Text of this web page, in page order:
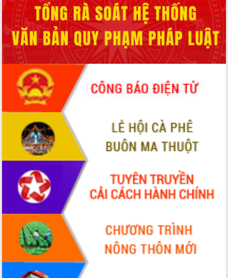
Phó Bí thư Tỉnh ủy Đắk Lắk Đỗ Hữu
Huy giữ chức Bí thư Đảng ủy Ủy Ban
Nhân dân tỉnh
Bệnh án điện tử thúc đẩy chuyển đổi
số y tế tại Đắk Lắk
Chuyển đổi số thư viện: Mở rộng
không gian tri thức trong thời đại số
Đánh giá, rút kinh nghiệm công tác tổ
chức diễn tập trước ngày bầu cử
Chương trình “Gặp gỡ hữu nghị –
Friendship Meeting New Year 2026”
Bầu cử Quốc hội và HĐND: Cử tri Đắk
Lắk gửi gắm niềm tin, kỳ vọng vào lá
Đắk Lắk sẵn sàng các điều kiện cho
Ngày hội bầu cử đại biểu Quốc hội
khóa XVI và HĐND các cấp nhiệm kỳ
2026-2031
Đảm bảo cuộc bầu cử đại biểu Quốc
hội và đại biểu HĐND các cấp diễn ra
an toàn, hiệu quả, đúng quy định
Thủ tướng Chính phủ Phạm Minh Chính
kiểm tra, chỉ đạo hoàn thành các dự
án cao tốc và thăm khu tái định cư tại
Đắk Lắk